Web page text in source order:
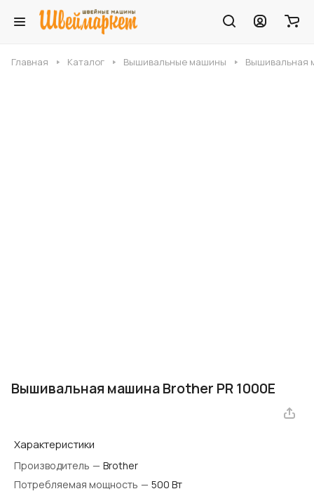
Главная Каталог Вышивальные машины Вышивальная
Вышивальная машина Brother PR 1000E
Характеристики
Производитель — Brother
Потребляемая мощность — 500 Вт